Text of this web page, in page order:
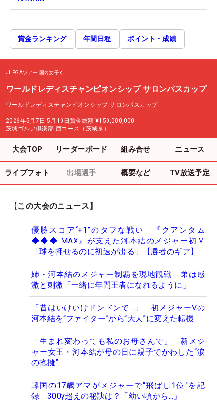
賞金ランキング 年間日程 ポイント・成績
JLPGAツアー 国内女子
ワールドレディスチャンピオンシップ サロンパスカップ
ワールドレディスチャンピオンシップ サロンパスカップ
2026年5月7日-5月10日賞金総額 ¥150,000,000
茨城ゴルフ倶楽部 西コース（茨城県）
大会TOP リーダーボード 組み合せ ニュース
ライブフォト 出場選手 概要など TV放送予定
【この大会のニュース】
優勝スコア“+1”のタフな戦い 『クアンタム
◆◆◆ MAX』が支えた河本結のメジャー初Ｖ
「球を押せるのに初速が出る」【勝者のギア】
姉・河本結のメジャー制覇を現地観戦 弟は感
激と刺激「一緒に年間王者になれるように」
「昔はいけいけドンドンで…」 初メジャーVの
河本結を“ファイター”から“大人”に変えた転機
「生まれ変わっても私のお母さんで」 新メジ
ャー女王・河本結が母の日に親子でかわした“涙
の抱擁”
韓国の17歳アマがメジャーで“飛ばし1位”を記
録 300y超えの秘訣は？「幼い頃から…」